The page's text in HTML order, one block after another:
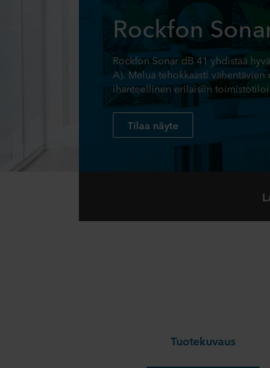
Rockfon
Rockfon Sonar dB 41 yhdistää
A). Melua tehokkaasti vähentävien
ihanteellinen erilaisiin
Tilaa näyte
Tuotekuvaus